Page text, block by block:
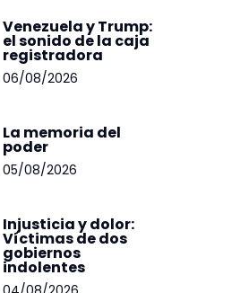
Venezuela y Trump:
el sonido de la caja
registradora
06/08/2026
La memoria del
poder
05/08/2026
Injusticia y dolor:
Víctimas de dos
gobiernos
indolentes